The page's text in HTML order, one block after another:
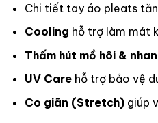
Chi tiết tay áo pleats
Cooling hỗ trợ làm mát
Thấm hút mồ hôi &
UV Carehỗ trợ bảo vệ
Co giãn (Stretch)giúp